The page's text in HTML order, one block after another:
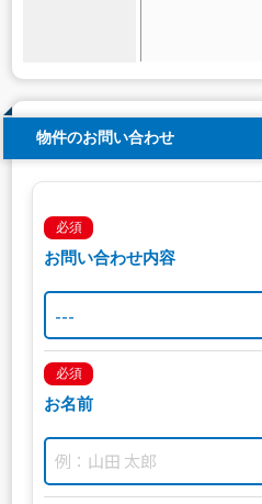
物件のお問い合わせ
必須
お問い合わせ内容
必須
お名前